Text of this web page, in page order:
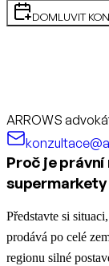
DOMLUVIT
ARROWS
Proč je
Představte si
prodává po celé
regionu silné